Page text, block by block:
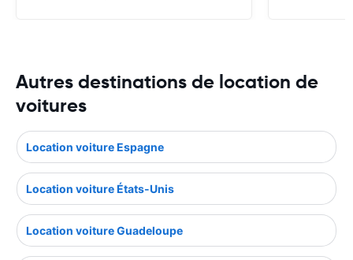
Autres destinations de location de
voitures
Location voiture Espagne
Location voiture États-Unis
Location voiture Guadeloupe